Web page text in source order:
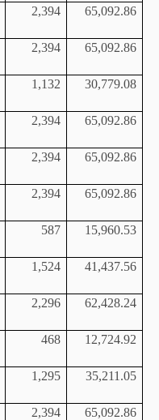
2,394 65,092.86
2,394 65,092.86
1,132 30,779.08
2,394 65,092.86
2,394 65,092.86
2,394 65,092.86
587 15,960.53
1,524 41,437.56
2,296 62,428.24
468 12,724.92
1,295 35,211.05
2,394 65,092.86